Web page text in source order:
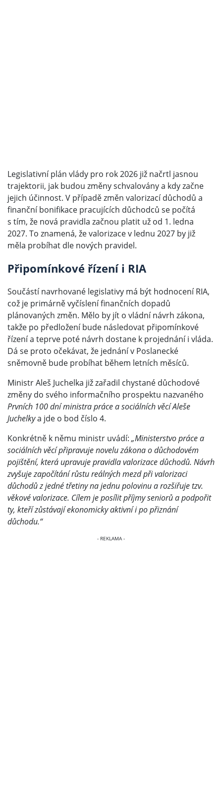
Legislativní plán vlády pro rok 2026 již načrtl jasnou
trajektorii, jak budou změny schvalovány a kdy začne
jejich účinnost. V případě změn valorizací důchodů a
finanční bonifikace pracujících důchodců se počítá
s tím, že nová pravidla začnou platit už od 1. ledna
2027. To znamená, že valorizace v lednu 2027 by již
měla probíhat dle nových pravidel.
Připomínkové řízení i RIA
Součástí navrhované legislativy má být hodnocení RIA,
což je primárně vyčíslení finančních dopadů
plánovaných změn. Mělo by jít o vládní návrh zákona,
takže po předložení bude následovat připomínkové
řízení a teprve poté návrh dostane k projednání i vláda.
Dá se proto očekávat, že jednání v Poslanecké
sněmovně bude probíhat během letních měsíců.
Ministr Aleš Juchelka již zařadil chystané důchodové
změny do svého informačního prospektu nazvaného
Prvních 100 dní ministra práce a sociálních věcí Aleše
Juchelkya jde o bod číslo 4.
Konkrétně k němu ministr uvádí: „Ministerstvo práce a
sociálních věcí připravuje novelu zákona o důchodovém
pojištění, která upravuje pravidla valorizace důchodů. Návrh
zvyšuje započítání růstu reálných mezd při valorizaci
důchodů z jedné třetiny na jednu polovinu a rozšiřuje tzv.
věkové valorizace. Cílem je posílit příjmy seniorů a podpořit
ty, kteří zůstávají ekonomicky aktivní i po přiznání
důchodu.“